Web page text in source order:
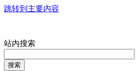
跳转到主要内容
站内搜索
搜索